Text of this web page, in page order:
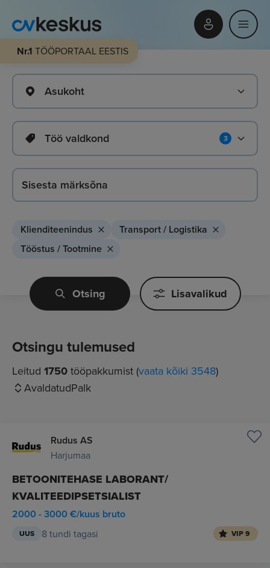
Nr.1 TÖÖPORTAAL EESTIS
Asukoht
Töö valdkond 3
Klienditeenindus
Transport / Logistika
Tööstus / Tootmine
Otsing Lisavalikud
Otsingu tulemused
Leitud 1750 tööpakkumist (vaata kõiki 3548)
AvaldatudPalk
Rudus AS
Harjumaa
BETOONITEHASE LABORANT/
KVALITEEDIPSETSIALIST
2000 - 3000 €/kuus bruto
UUS 8 tundi tagasi VIP 9